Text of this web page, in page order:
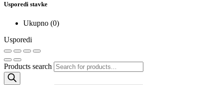
Usporedi stavke
Ukupno (0)
Usporedi
Products search